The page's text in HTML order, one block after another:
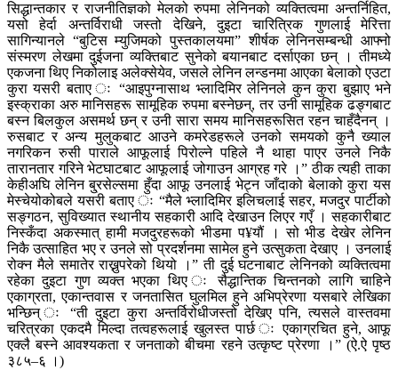
सिद्धान्तकार र राजनीतिज्ञको मेलको रुपमा लेनिनको व्यक्तित्वमा अन्तर्निहित,
यसो हेर्दा अन्तर्विराधी जस्तो देखिने, दुइटा चारित्रिक गुणलाई मेरित्ता
सागिन्यानले “बुटिस म्युजिमको पुस्तकालयमा” शीर्षक लेनिनसम्बन्धी आफ्नो
संस्मरण लेखमा दुईजना व्यक्तिबाट सुनेको बयानबाट दर्साएका छन् । तीमध्ये
एकजना थिए निकोलाइ अलेक्सेयेव, जसले लेनिन लन्डनमा आएका बेलाको एउटा
कुरा यसरी बताए ः “आइपुग्नासाथ भ्लादिमिर लेनिनले कुन कुरा बुझाए भने
इस्क्राका अरु मानिसहरू सामूहिक रुपमा बस्नेछन्, तर उनी सामूहिक ढङ्गबाट
बस्न बिलकुल असमर्थ छन् र उनी सारा समय मानिसहरूसित रहन चाहँदैनन् ।
रुसबाट र अन्य मुलुकबाट आउने कमरेडहरूले उनको समयको कुनै ख्याल
नगरिकन रुसी पाराले आफूलाई पिरोल्ने पहिले नै थाहा पाएर उनले निकै
तारानतार गरिने भेटघाटबाट आफूलाई जोगाउन आग्रह गरे ।” ठीक त्यही ताका
केहीअघि लेनिन बु्रसेल्समा हुँदा आफू उनलाई भेट्न जाँदाको बेलाको कुरा यस
मेस्चेयोकोबले यसरी बताए ः “मैले भ्लादिमिर इलिचलाई सहर, मजदुर पार्टीको
सङ्गठन, सुविख्यात स्थानीय सहकारी आदि देखाउन लिएर गएँ । सहकारीबाट
निस्कँदा अकस्मात् हामी मजदुरहरूको भीडमा प¥यौं । सो भीड देखेर लेनिन
निकै उत्साहित भए र उनले सो प्रदर्शनमा सामेल हुने उत्सुकता देखाए । उनलाई
रोक्न मैले समातेर राख्नुपरेको थियो ।” ती दुई घटनाबाट लेनिनको व्यक्तित्वमा
रहेका दुइटा गुण व्यक्त भएका थिए ः सैद्धान्तिक चिन्तनको लागि चाहिने
एकाग्रता, एकान्तवास र जनतासित घुलमिल हुने अभिप्रेरणा यसबारे लेखिका
भन्छिन् ः “ती दुइटा कुरा अन्तर्विरोधीजस्तो देखिए पनि, त्यसले वास्तवमा
चरित्रका एकदमै मिल्दा तत्वहरूलाई खुलस्त पार्छ ः एकाग्रचित हुने, आफू
एक्लै बस्ने आवश्यकता र जनताको बीचमा रहने उत्कृष्ट प्रेरणा ।” (ऐ.ऐ पृष्ठ
३८५–६ ।)